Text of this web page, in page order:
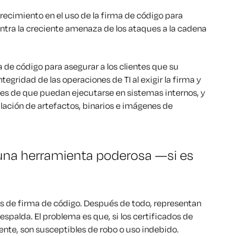
en el uso de la firma de código para
la creciente amenaza de los ataques a la cadena
código para asegurar a los clientes que su
de las operaciones de TI al exigir la firma y
de que puedan ejecutarse en sistemas internos, y
de artefactos, binarios e imágenes de
herramienta poderosa —si es
firma de código. Después de todo, representan
El problema es que, si los certificados de
son susceptibles de robo o uso indebido.